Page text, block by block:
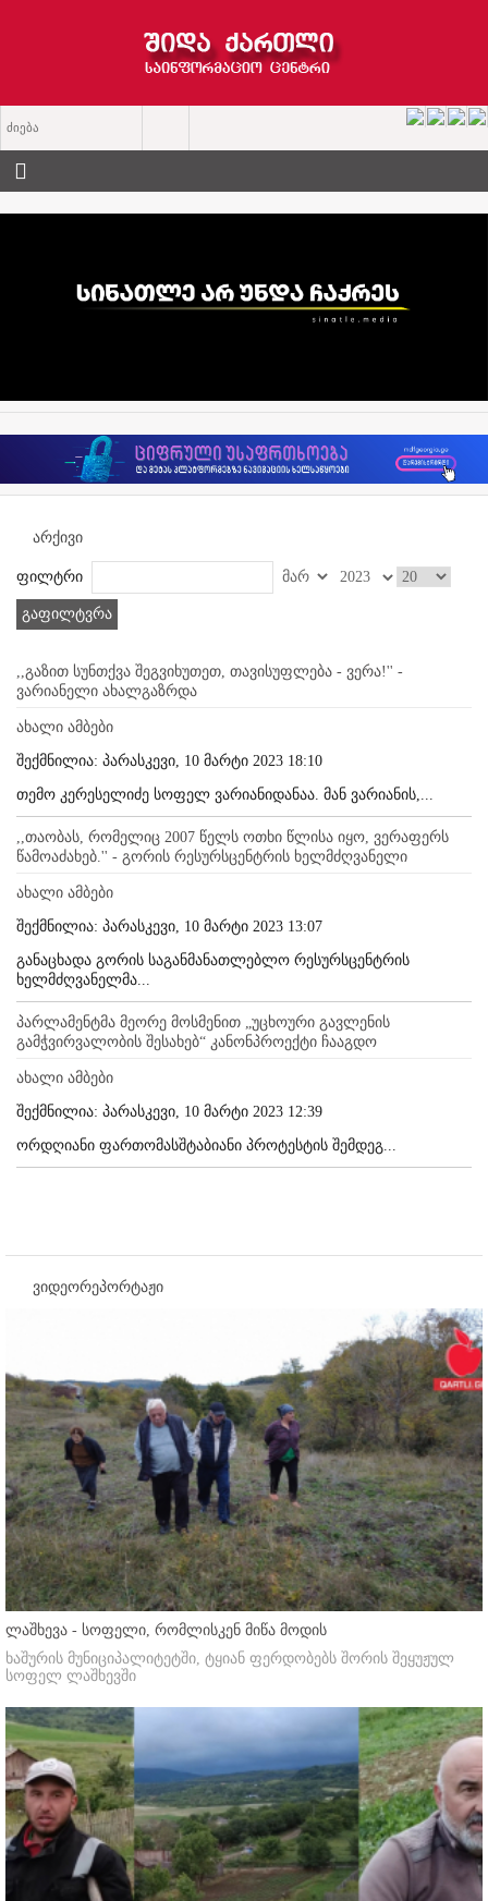
არქივი
ფილტრი
გაფილტვრა
,,გაზით სუნთქვა შეგვიხუთეთ, თავისუფლება - ვერა!'' -
ვარიანელი ახალგაზრდა
ახალი ამბები
შექმნილია: პარასკევი, 10 მარტი 2023 18:10
თემო კერესელიძე სოფელ ვარიანიდანაა. მან ვარიანის,...
,,თაობას, რომელიც 2007 წელს ოთხი წლისა იყო, ვერაფერს
წამოაძახებ.'' - გორის რესურსცენტრის ხელმძღვანელი
ახალი ამბები
შექმნილია: პარასკევი, 10 მარტი 2023 13:07
განაცხადა გორის საგანმანათლებლო რესურსცენტრის
ხელმძღვანელმა...
პარლამენტმა მეორე მოსმენით „უცხოური გავლენის
გამჭვირვალობის შესახებ“ კანონპროექტი ჩააგდო
ახალი ამბები
შექმნილია: პარასკევი, 10 მარტი 2023 12:39
ორდღიანი ფართომასშტაბიანი პროტესტის შემდეგ...
ვიდეორეპორტაჟი
ლაშხევა - სოფელი, რომლისკენ მიწა მოდის
ხაშურის მუნიციპალიტეტში, ტყიან ფერდობებს შორის შეყუჟულ
სოფელ ლაშხევში